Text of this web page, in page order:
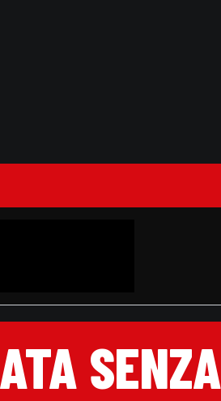
SENZA